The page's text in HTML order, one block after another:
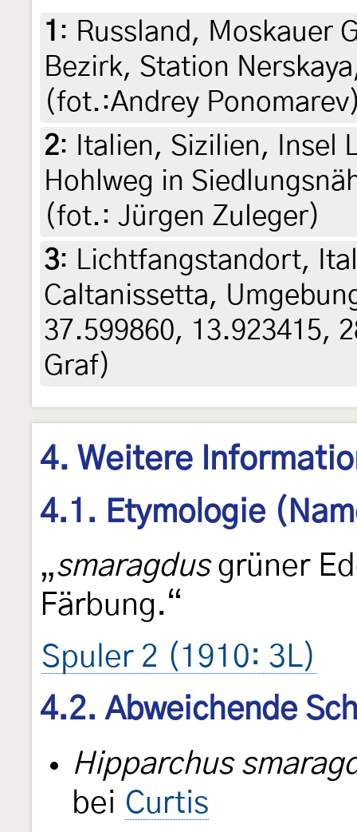
1 : Russland, Moskauer
Bezirk, Station
(fot.:Andrey
2:
Italien, Sizilien, Insel
Hohlweg in
(fot.: Jürgen Zuleger)
3: Lichtfangstandort,
Caltanissetta,
37.599860, 13.923415,
Graf)
4. Weitere
4.1. Etymologie
„smaragdusgrüner
Färbung.“
Spuler 2 (1910: 3L)
4.2. Abweichende
Hipparchus
bei Curtis